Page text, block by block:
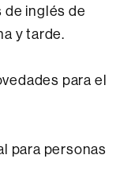
inglés de
y tarde.
para el
para personas